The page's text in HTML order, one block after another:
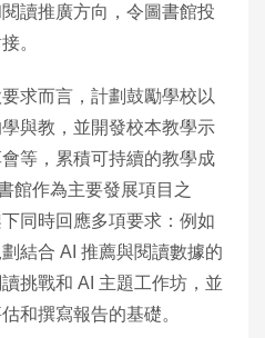
讀推廣方向，令圖書館投
。
求而言，計劃鼓勵學校以
與教，並開發校本教學示
等，累積可持續的教學成
館作為主要發展項目之
同時回應多項要求：例如
結合 AI 推薦與閱讀數據的
挑戰和 AI 主題工作坊，並
和撰寫報告的基礎。